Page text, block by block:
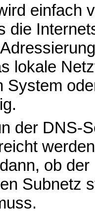
einfach
die
lokale
System
der DNS-
ob
Subnetz